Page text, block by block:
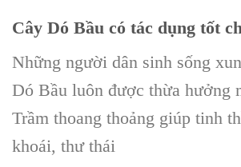
Cây Dó Bầu có tác dụng tốt
Những người dân sinh sống
Dó Bầu luôn được thừa hưởng
Trầm thoang thoảng giúp tinh
khoái, thư thái